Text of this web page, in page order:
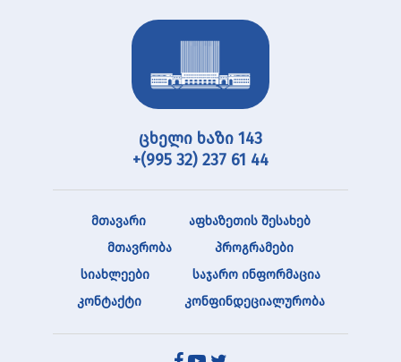
ცხელი ხაზი 143
+(995 32) 237 61 44
მთავარი
აფხაზეთის შესახებ
მთავრობა
პროგრამები
სიახლეები
საჯარო ინფორმაცია
კონტაქტი
კონფინდეციალურობა